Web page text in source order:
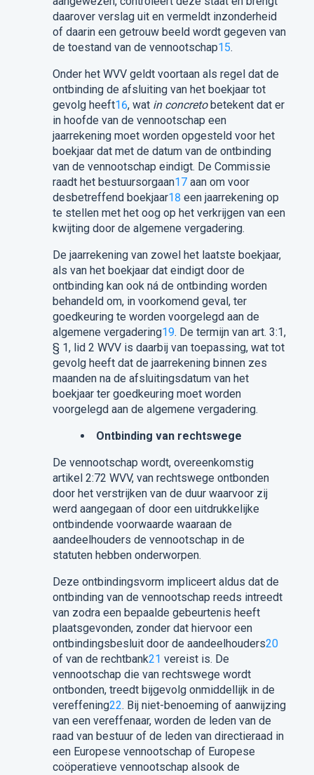
daarover verslag uit en vermeldt inzonderheid
of daarin een getrouw beeld wordt gegeven van
de toestand van de vennootschap15.
Onder het WVV geldt voortaan als regel dat de
ontbinding de afsluiting van het boekjaar tot
gevolg heeft16, wat in concreto betekent dat er
in hoofde van de vennootschap een
jaarrekening moet worden opgesteld voor het
boekjaar dat met de datum van de ontbinding
van de vennootschap eindigt. De Commissie
raadt het bestuursorgaan17aan om voor
desbetreffend boekjaar18 een jaarrekening op
te stellen met het oog op het verkrijgen van een
kwijting door de algemene vergadering.
De jaarrekening van zowel het laatste boekjaar,
als van het boekjaar dat eindigt door de
ontbinding kan ook ná de ontbinding worden
behandeld om, in voorkomend geval, ter
goedkeuring te worden voorgelegd aan de
algemene vergadering19. De termijn van art. 3:1,
§ 1, lid 2 WVV is daarbij van toepassing, wat tot
gevolg heeft dat de jaarrekening binnen zes
maanden na de afsluitingsdatum van het
boekjaar ter goedkeuring moet worden
voorgelegd aan de algemene vergadering.
Ontbinding van rechtswege
De vennootschap wordt, overeenkomstig
artikel 2:72 WVV, van rechtswege ontbonden
door het verstrijken van de duur waarvoor zij
werd aangegaan of door een uitdrukkelijke
ontbindende voorwaarde waaraan de
aandeelhouders de vennootschap in de
statuten hebben onderworpen.
Deze ontbindingsvorm impliceert aldus dat de
ontbinding van de vennootschap reeds intreedt
van zodra een bepaalde gebeurtenis heeft
plaatsgevonden, zonder dat hiervoor een
ontbindingsbesluit door de aandeelhouders20
of van de rechtbank21 vereist is. De
vennootschap die van rechtswege wordt
ontbonden, treedt bijgevolg onmiddellijk in de
vereffening22. Bij niet-benoeming of aanwijzing
van een vereffenaar, worden de leden van de
raad van bestuur of de leden van directieraad in
een Europese vennootschap of Europese
coöperatieve vennootschap alsook de